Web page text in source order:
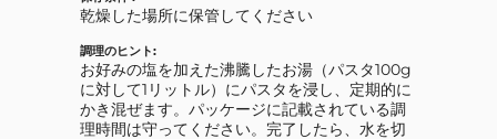
乾燥した場所に保管してください
調理のヒント:
お好みの塩を加えた沸騰したお湯（パスタ100g
に対して1リットル）にパスタを浸し、定期的に
かき混ぜます。パッケージに記載されている調
理時間は守ってください。完了したら、水を切